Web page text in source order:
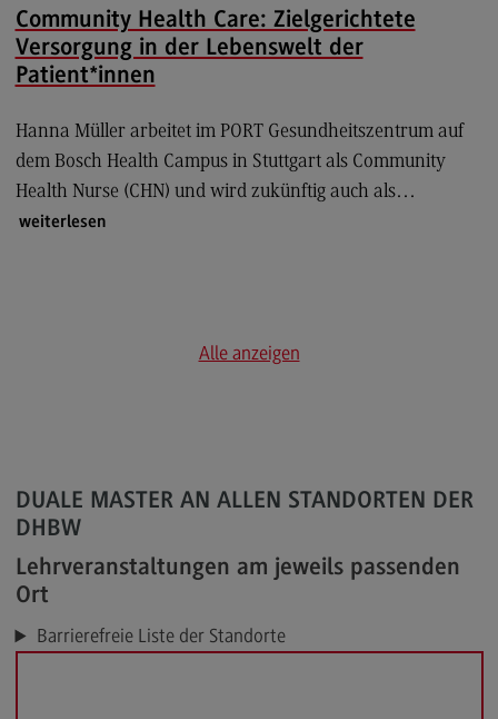
Familiengerechte Hochschule
Chancengleichheit
Schwerbehindertenvertretung
DHBW CAS-Rat
Spitzensport-Stipendium
Nachhaltige Hochschule
Qualitätsmanagement
Lehre am DHBW CAS
Alumni
Erfahrung weitergeben
Community Health Care: Zielgerichtete
Versorgung in der Lebenswelt der
Patient*innen
Hanna Müller arbeitet im PORT Gesundheitszentrum auf
dem Bosch Health Campus in Stuttgart als Community
Health Nurse (CHN) und wird zukünftig auch als…
weiterlesen
Alle anzeigen
DUALE MASTER AN ALLEN STANDORTEN DER
DHBW
Lehrveranstaltungen am jeweils passenden
Ort
Barrierefreie Liste der Standorte